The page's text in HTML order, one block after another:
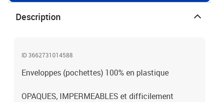
Description
ID 3662731014588
Enveloppes (pochettes) 100% en plastique
OPAQUES, IMPERMEABLES et difficilement